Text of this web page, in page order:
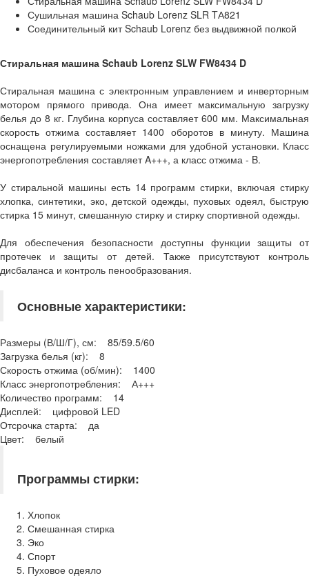
Сушильная машина Schaub Lorenz SLR TА821
Соединительный кит Schaub Lorenz без выдвижной полкой
Стиральная машина Schaub Lorenz SLW FW8434 D
Стиральная машина с электронным управлением и инверторным
мотором прямого привода. Она имеет максимальную загрузку
белья до 8 кг. Глубина корпуса составляет 600 мм. Максимальная
скорость отжима составляет 1400 оборотов в минуту. Машина
оснащена регулируемыми ножками для удобной установки. Класс
энергопотребления составляет A+++, а класс отжима - B.
У стиральной машины есть 14 программ стирки, включая стирку
хлопка, синтетики, эко, детской одежды, пуховых одеял, быструю
стирка 15 минут, смешанную стирку и стирку спортивной одежды.
Для обеспечения безопасности доступны функции защиты от
протечек и защиты от детей. Также присутствуют контроль
дисбаланса и контроль пенообразования.
Основные характеристики:
Размеры (В/Ш/Г), см: 85/59.5/60
Загрузка белья (кг): 8
Скорость отжима (об/мин): 1400
Класс энергопотребления: А+++
Количество программ: 14
Дисплей: цифровой LED
Отсрочка старта: да
Цвет: белый
Программы стирки:
Хлопок
Смешанная стирка
Эко
Спорт
Пуховое одеяло